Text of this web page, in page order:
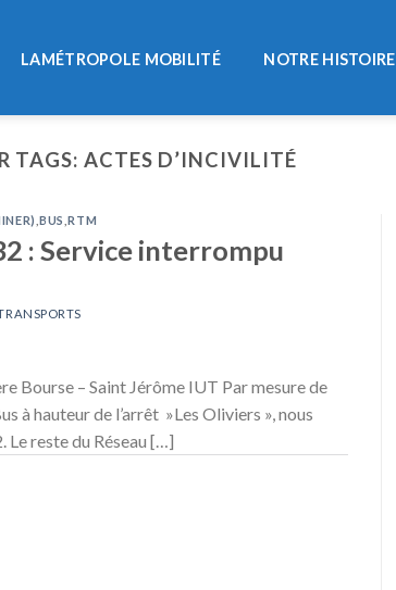
LAMÉTROPOLE MOBILITÉ NOTRE HISTOIRE
TAGS: ACTES D’INCIVILITÉ
,BUS ,RTM
: Service interrompu
Bourse – Saint Jérôme IUT Par mesure de
à hauteur de l’arrêt »Les Oliviers », nous
Le reste du Réseau […]